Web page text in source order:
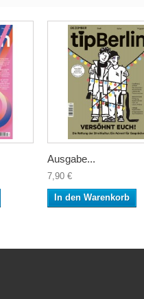
Ausgabe...
7,90 €
In den Warenkorb